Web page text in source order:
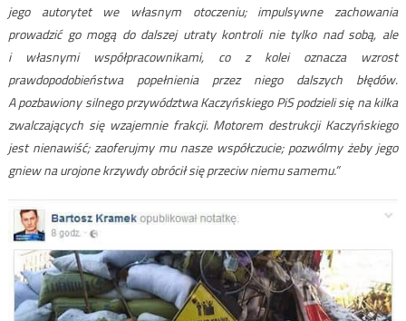
jego autorytet we własnym otoczeniu; impulsywne zachowania
prowadzić go mogą do dalszej utraty kontroli nie tylko nad sobą, ale
i własnymi współpracownikami, co z kolei oznacza wzrost
prawdopodobieństwa popełnienia przez niego dalszych błędów.
A pozbawiony silnego przywództwa Kaczyńskiego PiS podzieli się na kilka
zwalczających się wzajemnie frakcji. Motorem destrukcji Kaczyńskiego
jest nienawiść; zaoferujmy mu nasze współczucie; pozwólmy żeby jego
gniew na urojone krzywdy obrócił się przeciw niemu samemu.”